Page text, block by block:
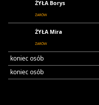
ŻYŁA Borys
ŻARÓW
ŻYŁA Mira
ŻARÓW
koniec osób
koniec osób